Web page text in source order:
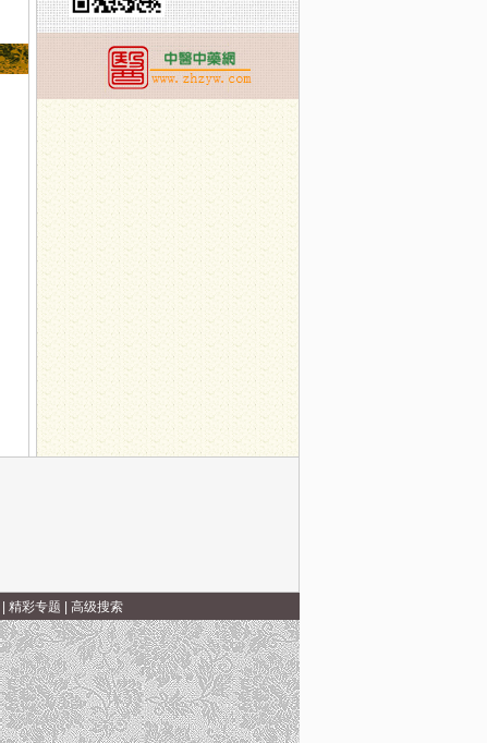
精彩专题 高级搜索